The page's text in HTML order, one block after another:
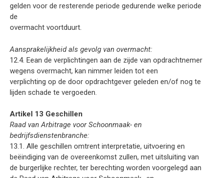
gelden voor de resterende periode gedurende welke periode
de
overmacht voortduurt.
Aansprakelijkheid als gevolg van overmacht:
12.4. Eean de verplichtingen aan de zijde van opdrachtnemer
wegens overmacht, kan nimmer leiden tot een
verplichting op de door opdrachtgever geleden en/of nog te
lijden schade te vergoeden.
Artikel 13 Geschillen
Raad van Arbitrage voor Schoonmaak- en
bedrijfsdienstenbranche:
13.1. Alle geschillen omtrent interpretatie, uitvoering en
beëindiging van de overeenkomst zullen, met uitsluiting van
de burgerlijke rechter, ter berechting worden voorgelegd aan